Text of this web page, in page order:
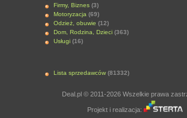
Firmy, Biznes (3)
Motoryzacja (69)
Odzież, obuwie (12)
Dom, Rodzina, Dzieci (363)
Usługi (16)
Lista sprzedawców (81332)
Deal.pl © 2011-2026 Wszelkie prawa
Projekt i realizacja: